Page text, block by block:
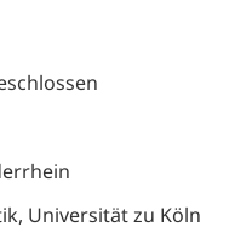
Universität zu Köln